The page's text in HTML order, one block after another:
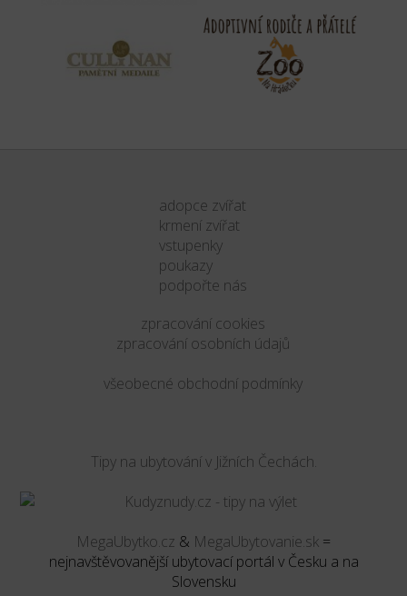
adopce zvířat
krmení zvířat
vstupenky
poukazy
podpořte nás
zpracování cookies
zpracování osobních údajů
všeobecné obchodní podmínky
Tipy na ubytování v Jižních Čechách.
MegaUbytko.cz & MegaUbytovanie.sk =
nejnavštěvovanější ubytovací portál v Česku a na
Slovensku